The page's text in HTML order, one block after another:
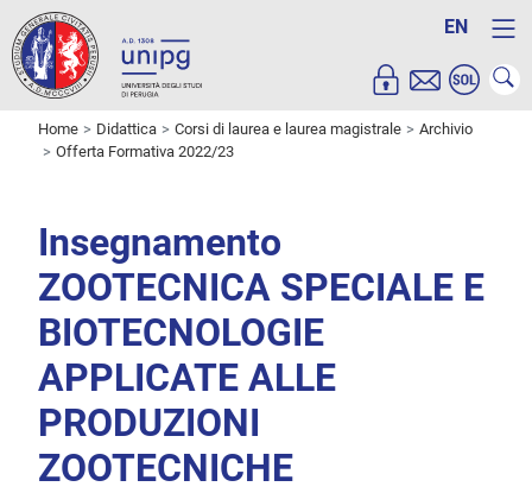
EN
Home Didattica Corsi di laurea e laurea magistrale
Archivio
Offerta Formativa 2022/23
Insegnamento
ZOOTECNICA SPECIALE E
BIOTECNOLOGIE
APPLICATE ALLE
PRODUZIONI
ZOOTECNICHE